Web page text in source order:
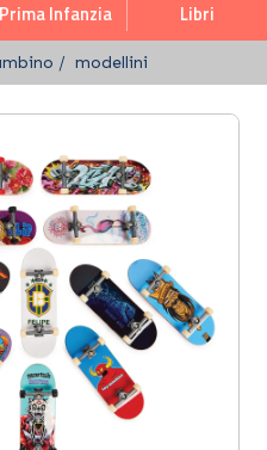
Prima Infanzia Libri
modellini